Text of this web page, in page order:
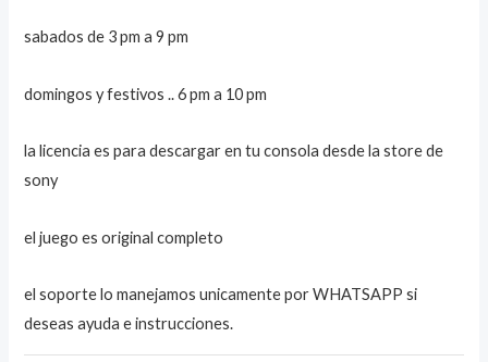
sabados de 3 pm a 9 pm
domingos y festivos .. 6 pm a 10 pm
la licencia es para descargar en tu consola desde la store de
sony
el juego es original completo
el soporte lo manejamos unicamente por WHATSAPP si
deseas ayuda e instrucciones.